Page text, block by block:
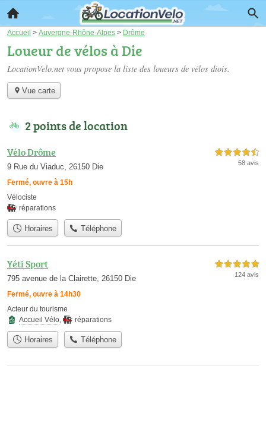
Accueil > Auvergne-Rhône-Alpes > Drôme
Loueur de vélos à Die
LocationVelo.net vous propose la liste des loueurs de vélos diois.
Vue carte
2 points de location
Vélo Drôme
9 Rue du Viaduc, 26150 Die
Fermé, ouvre à 15h
4,5 étoiles sur 5
58 avis
Vélociste
réparations
Horaires Téléphone
Yéti Sport
795 avenue de la Clairette, 26150 Die
Fermé, ouvre à 14h30
5,0 étoiles sur 5
124 avis
Acteur du tourisme
Accueil Vélo
réparations
Horaires Téléphone